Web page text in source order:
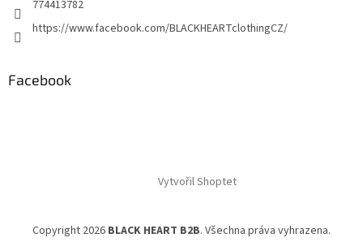
774413782
https://www.facebook.com/BLACKHEARTclothingCZ/
Facebook
Vytvořil Shoptet
Copyright 2026 BLACK HEART B2B. Všechna práva vyhrazena.